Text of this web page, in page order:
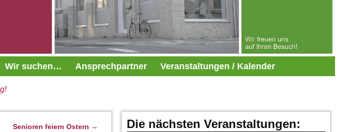
Wir suchen… Ansprechpartner Veranstaltungen / Kalender
Senioren feiern Ostern → Die nächsten Veranstaltungen: